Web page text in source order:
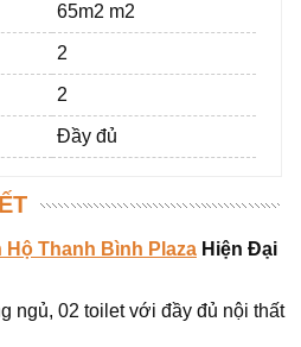
65m2 m2
2
2
Đầy đủ
Hộ Thanh Bình PlazaHiện Đại
ngủ, 02 toilet với đầy đủ nội thất